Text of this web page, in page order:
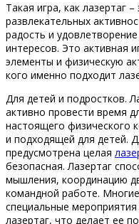
Такая игра, как лазертаг
развлекательных
радость и
интересов. Это активная
элементы и физическую
кого именно подходит
Для детей и подростков.
активно провести время
настоящего физического
и подходящей для детей.
предусмотрена целая
безопасная. Лазертаг
мышления, координацию
командной работе.
специальные
лазертаг, что делает ее